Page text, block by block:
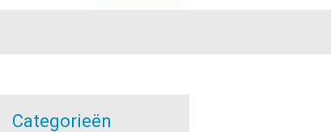
Categorieën